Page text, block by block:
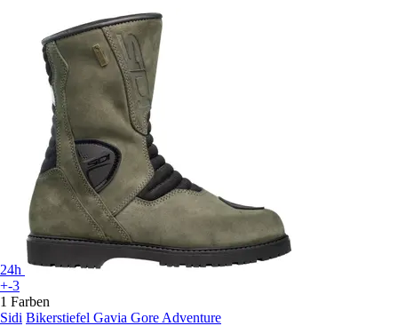
24h
+-3
1 Farben
Sidi Bikerstiefel Gavia Gore Adventure